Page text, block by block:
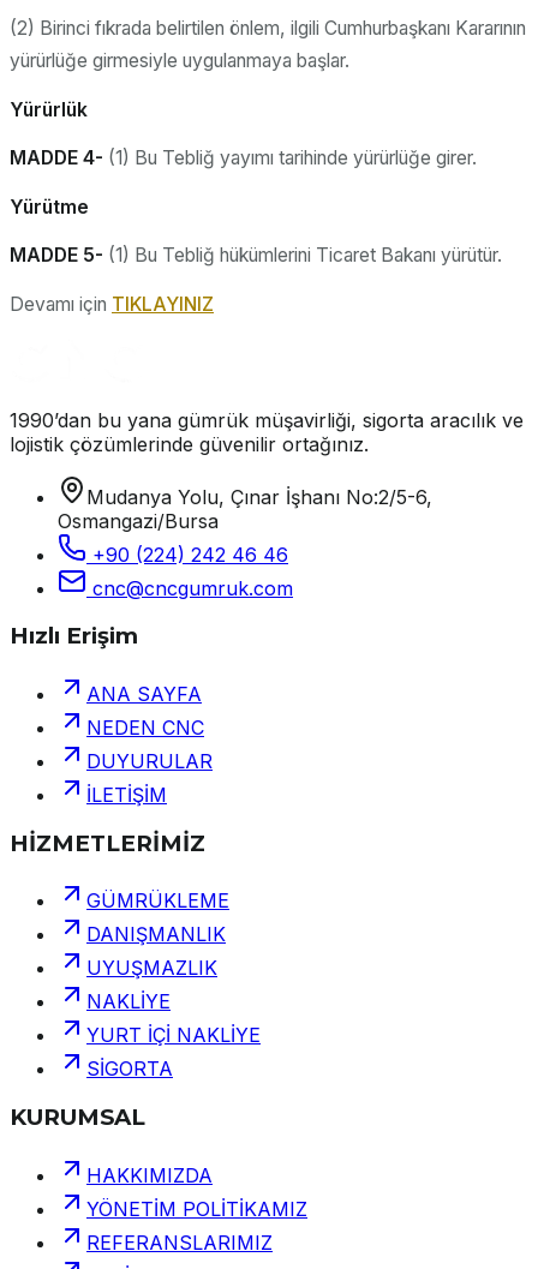
(2) Birinci fıkrada belirtilen önlem, ilgili Cumhurbaşkanı Kararının
yürürlüğe girmesiyle uygulanmaya başlar.
Yürürlük
MADDE 4- (1) Bu Tebliğ yayımı tarihinde yürürlüğe girer.
Yürütme
MADDE 5- (1) Bu Tebliğ hükümlerini Ticaret Bakanı yürütür.
Devamı için TIKLAYINIZ
1990’dan bu yana gümrük müşavirliği, sigorta aracılık ve
lojistik çözümlerinde güvenilir ortağınız.
Mudanya Yolu, Çınar İşhanı No:2/5-6,
Osmangazi/Bursa
+90 (224) 242 46 46
cnc@cncgumruk.com
Hızlı Erişim
ANA SAYFA
NEDEN CNC
DUYURULAR
İLETİŞİM
HİZMETLERİMİZ
GÜMRÜKLEME
DANIŞMANLIK
UYUŞMAZLIK
NAKLİYE
YURT İÇİ NAKLİYE
SİGORTA
KURUMSAL
HAKKIMIZDA
YÖNETİM POLİTİKAMIZ
REFERANSLARIMIZ